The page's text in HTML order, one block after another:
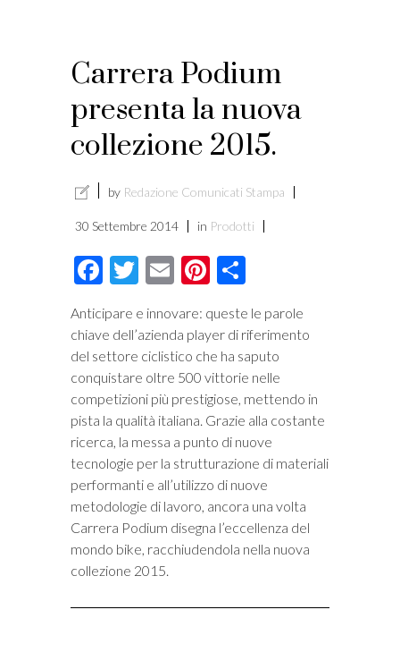
Carrera Podium
presenta la nuova
collezione 2015.
by Redazione Comunicati Stampa
30 Settembre 2014 in Prodotti
Facebook
Twitter
EmailPinterest
Anticipare e innovare: queste le parole
chiave dell’azienda player di riferimento
del settore ciclistico che ha saputo
conquistare oltre 500 vittorie nelle
competizioni più prestigiose, mettendo in
pista la qualità italiana. Grazie alla costante
ricerca, la messa a punto di nuove
tecnologie per la strutturazione di materiali
performanti e all’utilizzo di nuove
metodologie di lavoro, ancora una volta
Carrera Podium disegna l’eccellenza del
mondo bike, racchiudendola nella nuova
collezione 2015.